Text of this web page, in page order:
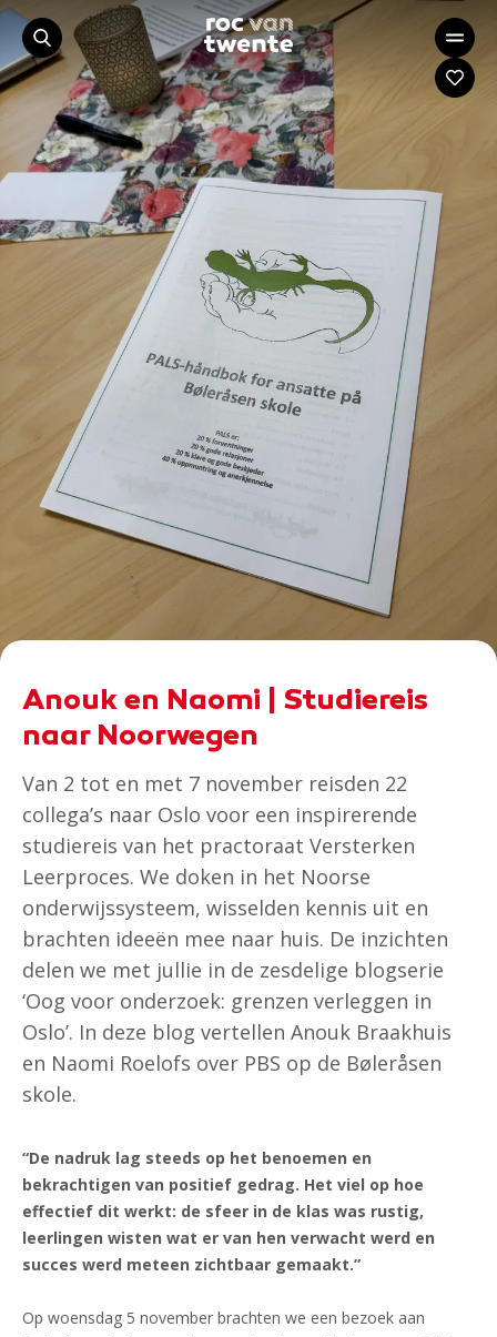
Anouk en Naomi | Studiereis
naar Noorwegen
Van 2 tot en met 7 november reisden 22
collega’s naar Oslo voor een inspirerende
studiereis van het practoraat Versterken
Leerproces. We doken in het Noorse
onderwijssysteem, wisselden kennis uit en
brachten ideeën mee naar huis. De inzichten
delen we met jullie in de zesdelige blogserie
‘Oog voor onderzoek: grenzen verleggen in
Oslo’. In deze blog vertellen Anouk Braakhuis
en Naomi Roelofs over PBS op de Bøleråsen
skole.
“De nadruk lag steeds op het benoemen en
bekrachtigen van positief gedrag. Het viel op hoe
effectief dit werkt: de sfeer in de klas was rustig,
leerlingen wisten wat er van hen verwacht werd en
succes werd meteen zichtbaar gemaakt.”
Op woensdag 5 november brachten we een bezoek aan